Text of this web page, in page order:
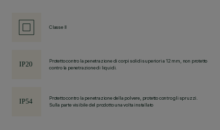
Classe II
Protetto contro la penetrazione di corpi solidi superiori a 12 mm, non protetto
contro la penetrazione di liquidi.
Protetto contro la penetrazione della polvere, protetto contro gli spruzzi.
Sulla parte visibile del prodotto una volta installato